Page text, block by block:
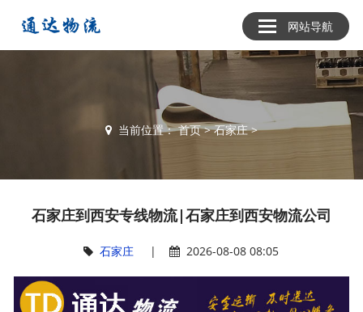
网站导航
当前位置：首页>石家庄>
石家庄到西安专线物流|石家庄到西安物流公司
石家庄 | 2026-08-08 08:05